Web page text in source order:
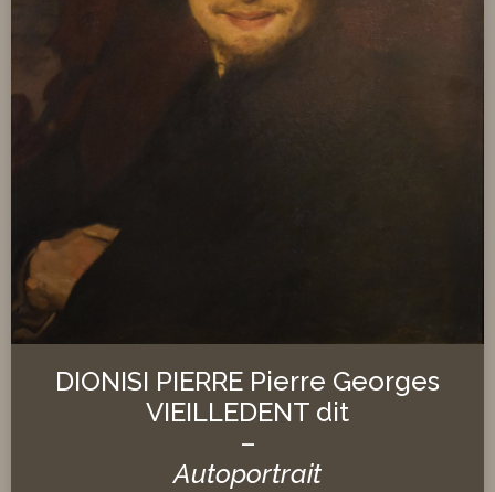
DIONISI PIERRE Pierre Georges
VIEILLEDENT dit
–
Autoportrait